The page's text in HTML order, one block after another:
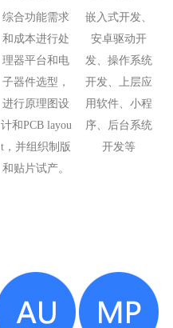
综合功能需求
和成本进行处
理器平台和电
子器件选型，
进行原理图设
计和PCB layou
t，并组织制版
和贴片试产。
嵌入式开发、
安卓驱动开
发、操作系统
开发、上层应
用软件、小程
序、后台系统
开发等